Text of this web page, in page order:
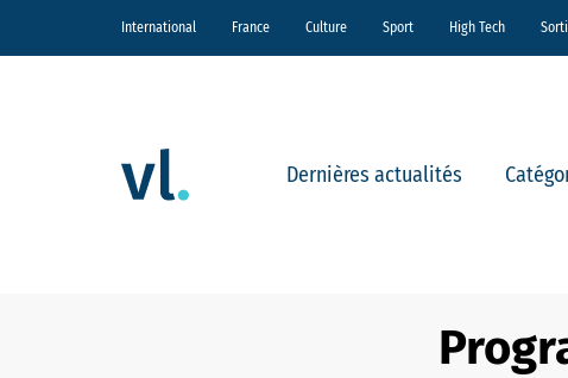
International France Culture Sport High Tech
Dernières actualités